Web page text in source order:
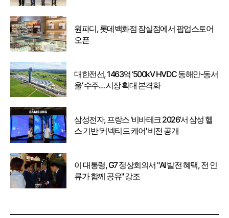
원파디, 롯데백화점 잠실점에서 팝업스토어
오픈
대한전선, 1463억 ‘500kV HVDC 동해안-동서
울’ 수주… 시장 확대 본격화
삼성전자, 프랑스 '비바테크 2026'서 삼성 헬
스 기반 '커넥티드 케어' 비전 공개
이 대통령, G7 정상회의서 "AI 발전 혜택, 전 인
류가 함께 공유" 강조